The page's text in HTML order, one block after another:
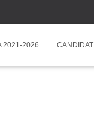
2021-2026 CANDIDATI